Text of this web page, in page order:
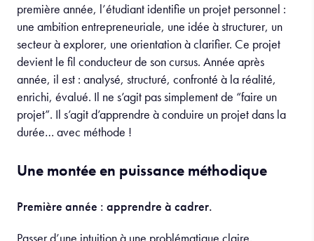
première année, l’étudiant identifie un projet personnel :
une ambition entrepreneuriale, une idée à structurer, un
secteur à explorer, une orientation à clarifier. Ce projet
devient le fil conducteur de son cursus. Année après
année, il est : analysé, structuré, confronté à la réalité,
enrichi, évalué. Il ne s’agit pas simplement de “faire un
projet”. Il s’agit d’apprendre à conduire un projet dans la
durée… avec méthode !
Une montée en puissance méthodique
Première année : apprendre à cadrer.